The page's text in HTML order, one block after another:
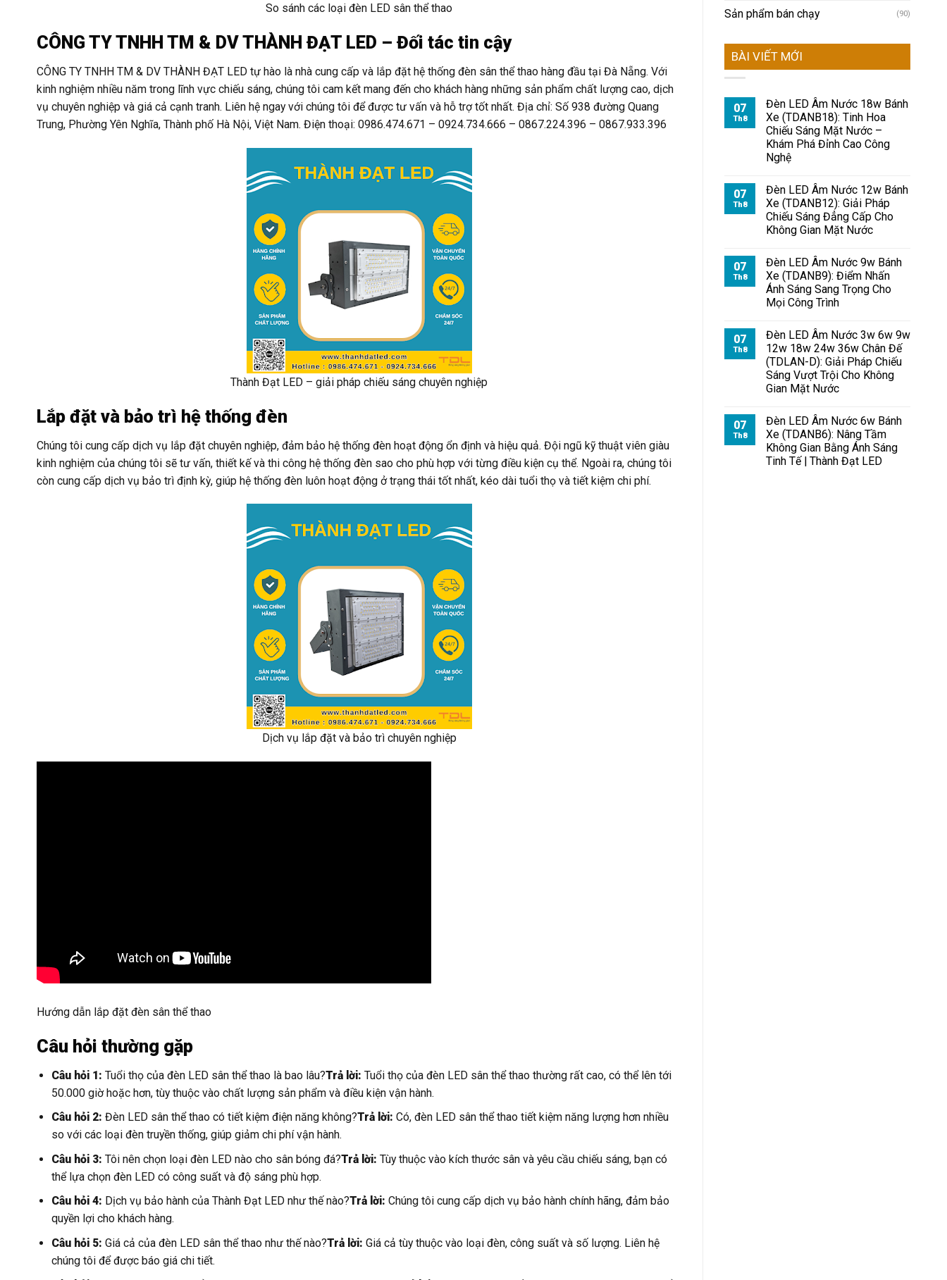
So sánh các loại đèn LED sân thể thao
CÔNG TY TNHH TM & DV THÀNH ĐẠT LED – Đối tác tin cậy
CÔNG TY TNHH TM & DV THÀNH ĐẠT LED tự hào là nhà cung cấp và lắp đặt hệ thống đèn sân thể thao hàng đầu tại Đà Nẵng. Với
kinh nghiệm nhiều năm trong lĩnh vực chiếu sáng, chúng tôi cam kết mang đến cho khách hàng những sản phẩm chất lượng cao, dịch
vụ chuyên nghiệp và giá cả cạnh tranh. Liên hệ ngay với chúng tôi để được tư vấn và hỗ trợ tốt nhất. Địa chỉ: Số 938 đường Quang
Trung, Phường Yên Nghĩa, Thành phố Hà Nội, Việt Nam. Điện thoại: 0986.474.671 – 0924.734.666 – 0867.224.396 – 0867.933.396
Thành Đạt LED – giải pháp chiếu sáng chuyên nghiệp
Lắp đặt và bảo trì hệ thống đèn
Chúng tôi cung cấp dịch vụ lắp đặt chuyên nghiệp, đảm bảo hệ thống đèn hoạt động ổn định và hiệu quả. Đội ngũ kỹ thuật viên giàu
kinh nghiệm của chúng tôi sẽ tư vấn, thiết kế và thi công hệ thống đèn sao cho phù hợp với từng điều kiện cụ thể. Ngoài ra, chúng tôi
còn cung cấp dịch vụ bảo trì định kỳ, giúp hệ thống đèn luôn hoạt động ở trạng thái tốt nhất, kéo dài tuổi thọ và tiết kiệm chi phí.
Dịch vụ lắp đặt và bảo trì chuyên nghiệp
Hướng dẫn lắp đặt đèn sân thể thao
Câu hỏi thường gặp
Câu hỏi 1: Tuổi thọ của đèn LED sân thể thao là bao lâu?Trả lời: Tuổi thọ của đèn LED sân thể thao thường rất cao, có thể lên tới
50.000 giờ hoặc hơn, tùy thuộc vào chất lượng sản phẩm và điều kiện vận hành.
Câu hỏi 2: Đèn LED sân thể thao có tiết kiệm điện năng không?Trả lời: Có, đèn LED sân thể thao tiết kiệm năng lượng hơn nhiều
so với các loại đèn truyền thống, giúp giảm chi phí vận hành.
Câu hỏi 3: Tôi nên chọn loại đèn LED nào cho sân bóng đá?Trả lời: Tùy thuộc vào kích thước sân và yêu cầu chiếu sáng, bạn có
thể lựa chọn đèn LED có công suất và độ sáng phù hợp.
Câu hỏi 4: Dịch vụ bảo hành của Thành Đạt LED như thế nào?Trả lời: Chúng tôi cung cấp dịch vụ bảo hành chính hãng, đảm bảo
quyền lợi cho khách hàng.
Câu hỏi 5: Giá cả của đèn LED sân thể thao như thế nào?Trả lời: Giá cả tùy thuộc vào loại đèn, công suất và số lượng. Liên hệ
chúng tôi để được báo giá chi tiết.
Sản phẩm bán chạy (90)
BÀI VIẾT MỚI
07
Th8
Đèn LED Âm Nước 18w Bánh
Xe (TDANB18): Tinh Hoa
Chiếu Sáng Mặt Nước –
Khám Phá Đỉnh Cao Công
Nghệ
07
Th8
Đèn LED Âm Nước 12w Bánh
Xe (TDANB12): Giải Pháp
Chiếu Sáng Đẳng Cấp Cho
Không Gian Mặt Nước
07
Th8
Đèn LED Âm Nước 9w Bánh
Xe (TDANB9): Điểm Nhấn
Ánh Sáng Sang Trọng Cho
Mọi Công Trình
07
Th8
Đèn LED Âm Nước 3w 6w 9w
12w 18w 24w 36w Chân Đế
(TDLAN-D): Giải Pháp Chiếu
Sáng Vượt Trội Cho Không
Gian Mặt Nước
07
Th8
Đèn LED Âm Nước 6w Bánh
Xe (TDANB6): Nâng Tầm
Không Gian Bằng Ánh Sáng
Tinh Tế | Thành Đạt LED